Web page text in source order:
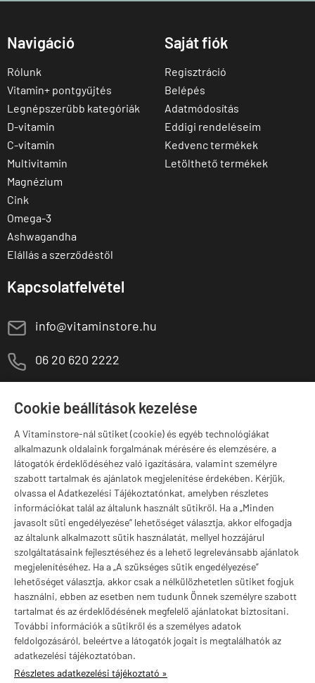
Cookie beállítások kezelése
A Vitaminstore-nál sütiket (cookie) és egyéb technológiákat
alkalmazunk oldalaink forgalmának mérésére és elemzésére, a
látogatók érdeklődéséhez való igazítására, valamint személyre
szabott tartalmak és ajánlatok megjelenítése érdekében. Kérjük,
olvassa el Adatkezelési Tájékoztatónkat, amelyben részletes
információkat talál az általunk használt sütikről. Ha a „Minden
javasolt süti engedélyezése” lehetőséget választja, akkor elfogadja
az általunk alkalmazott sütik használatát, mellyel hozzájárul
szolgáltatásaink fejlesztéséhez és a lehető legrelevánsabb ajánlatok
megjelenítéséhez. Ha a „A szükséges sütik engedélyezése”
lehetőséget választja, akkor csak a nélkülözhetetlen sütiket fogjuk
használni, ebben az esetben nem tudunk Önnek személyre szabott
tartalmat és az érdeklődésének megfelelő ajánlatokat biztosítani.
További információk a sütikről és a személyes adatok
feldolgozásáról, beleértve a látogatók jogait is megtalálhatók az
adatkezelési tájékoztatóban.
Részletes adatkezelési tájékoztató »
Navigáció
Rólunk
Vitamin+ pontgyűjtés
Legnépszerűbb kategóriák
D-vitamin
C-vitamin
Multivitamin
Magnézium
Cink
Omega-3
Ashwagandha
Elállás a szerződéstől
Saját fiók
Regisztráció
Belépés
Adatmódosítás
Eddigi rendeléseim
Kedvenc termékek
Letölthető termékek
Kapcsolatfelvétel
E info@vitaminstore.hu
M 06 20 620 2222
Szugló u. 83-85.
Márkák
Valuta választás
vitaminstore.hu -Vitaminstore / Gymstore Hungary